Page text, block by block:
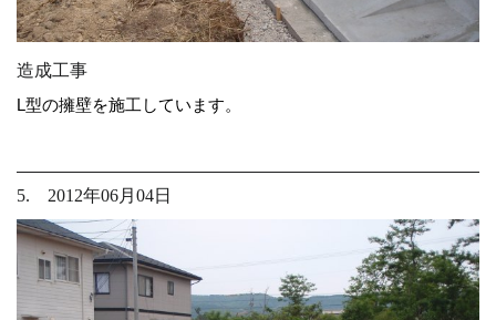
造成工事
L型の擁壁を施工しています。
5. 2012年06月04日